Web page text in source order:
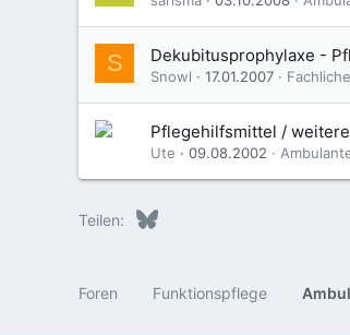
S Dekubitusprophylaxe -
Snowl 17.01.2007
Pflegehilfsmittel /
Ute 09.08.2002
Teilen: Bluesky
Foren Funktionspflege